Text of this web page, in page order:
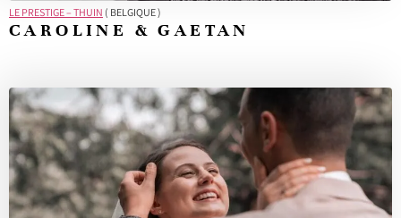
LE PRESTIGE – THUIN ( BELGIQUE )
CAROLINE & GAETAN